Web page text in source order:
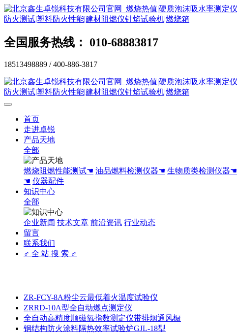
全国服务热线： 010-68883817
18513498889 / 400-886-3817
首页
走进卓锐
产品天地
全部
燃烧阻燃性能测试☚ 油品燃料检测仪器☚ 生物质类检测仪器☚
☚ 仪器配件
知识中心
全部
企业新闻 技术文章 前沿资讯 行业动态
留言
联系我们
♂ 全 站 搜 索 ♂
ZR-FCY-8A粉尘云最低着火温度试验仪
ZRRD-10A型全自动燃点测定仪
全自动高精度顺磁氧指数测定仪带排烟通风橱
钢结构防火涂料隔热效率试验炉GJL-18型